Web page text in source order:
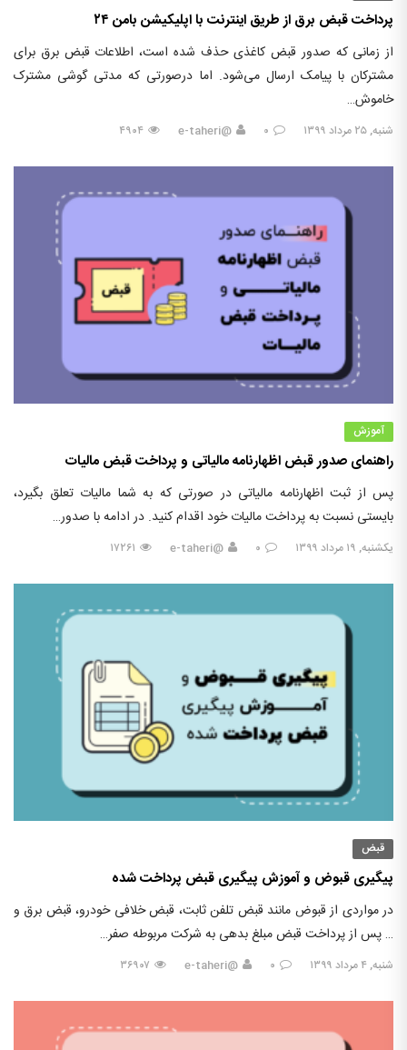
پرداخت قبض برق از طریق اینترنت با اپلیکیشن بامن ۲۴
از زمانی که صدور قبض کاغذی حذف شده است، اطلاعات قبض برق برای
مشترکان با پیامک ارسال می‌شود. اما درصورتی که مدتی گوشی مشترک
خاموش…
شنبه, ۲۵ مرداد ۱۳۹۹ ۰ @e-taheri ۴۹۰۴
آموزش
راهنمای صدور قبض اظهارنامه مالیاتی و پرداخت قبض مالیات
پس از ثبت اظهارنامه مالیاتی در صورتی که به شما مالیات تعلق بگیرد،
بایستی نسبت به پرداخت مالیات خود اقدام کنید. در ادامه با صدور…
یکشنبه, ۱۹ مرداد ۱۳۹۹ ۰ @e-taheri ۱۷۲۶۱
قبض
پیگیری قبوض و آموزش پیگیری قبض پرداخت شده
در مواردی از قبوض مانند قبض تلفن ثابت، قبض خلافی خودرو، قبض برق و
… پس از پرداخت قبض مبلغ بدهی به شرکت مربوطه صفر…
شنبه, ۴ مرداد ۱۳۹۹ ۰ @e-taheri ۳۶۹۰۷